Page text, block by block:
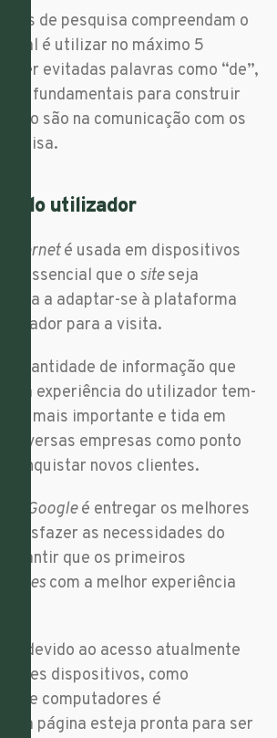
de pesquisa compreendam o
ideal é utilizar no máximo 5
ser evitadas palavras como “de”,
são fundamentais para construir
o são na comunicação com os
do utilizador
interneté usada em dispositivos
é essencial que o siteseja
a adaptar-se à plataforma
para a visita.
quantidade de informação que
a experiência do utilizador tem-
vez mais importante e tida em
diversas empresas como ponto
conquistar novos clientes.
Googleé entregar os melhores
satisfazer as necessidades do
garantir que os primeiros
sites com a melhor experiência
devido ao acesso atualmente
dispositivos, como
e computadores é
a página esteja pronta para ser